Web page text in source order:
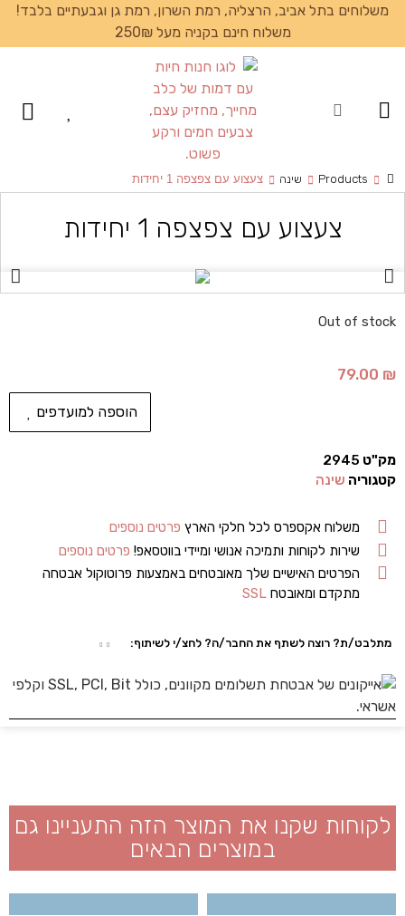
משלוחים בתל אביב, הרצליה, רמת השרון, רמת גן וגבעתיים בלבד!
משלוח חינם בקניה מעל 250₪
Products שינה צעצוע עם צפצפה 1 יחידות
צעצוע עם צפצפה 1 יחידות
Out of stock
79.00 ₪
הוספה למועדפים
מק"ט 2945
קטגוריה שינה
משלוח אקספרס לכל חלקי הארץ פרטים נוספים
שירות לקוחות ותמיכה אנושי ומיידי בווטסאפ! פרטים נוספים
הפרטים האישיים שלך מאובטחים באמצעות פרוטוקול אבטחה
מתקדם ומאובטחSSL
מתלבט/ת? רוצה לשתף את החבר/ה? לחצ/י לשיתוף:
לקוחות שקנו את המוצר הזה התעניינו גם
במוצרים הבאים